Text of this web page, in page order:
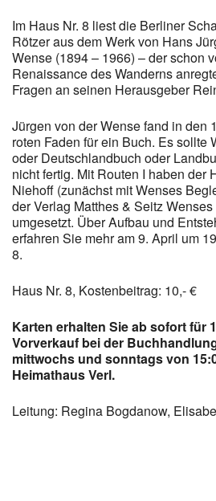
Im Haus Nr. 8 liest die Berliner
Rötzer aus dem Werk von Hans
Wense (1894 – 1966) – der schon
Renaissance des Wanderns
Fragen an seinen Herausgeber
Jürgen von der Wense fand in den
roten Faden für ein Buch. Es sollte
oder Deutschlandbuch oder
nicht fertig. Mit Routen I haben der
Niehoff (zunächst mit Wenses
der Verlag Matthes & Seitz
umgesetzt. Über Aufbau und
erfahren Sie mehr am 9. April um
8.
Haus Nr. 8, Kostenbeitrag: 10,- €
Karten erhalten Sie ab sofort für
Vorverkauf bei der
mittwochs und sonntags von
Heimathaus Verl.
Leitung: Regina Bogdanow,